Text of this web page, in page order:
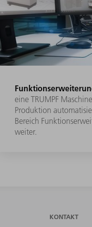
eine TRUMPF
Produktion
Bereich
weiter.
KONTAKT